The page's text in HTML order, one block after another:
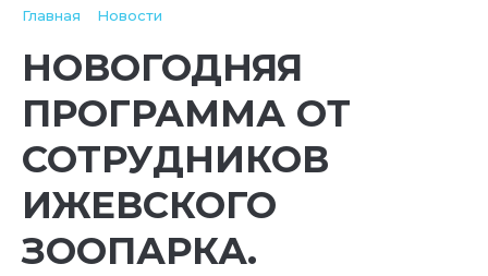
Главная Новости
НОВОГОДНЯЯ
ПРОГРАММА ОТ
СОТРУДНИКОВ
ИЖЕВСКОГО
ЗООПАРКА.